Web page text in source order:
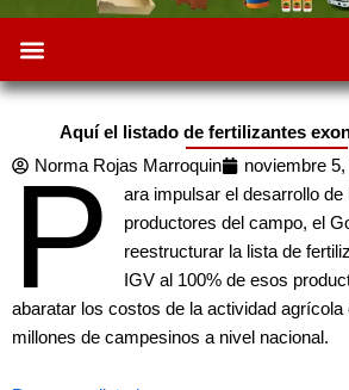
Aquí el listado de fertilizantes
Norma Rojas Marroquin
noviembre 5,
P
ara impulsar el desarrollo de
productores del campo, el
reestructurar la lista de
IGV al 100% de esos
abaratar los costos de la actividad agrícola
millones de campesinos a nivel nacional.